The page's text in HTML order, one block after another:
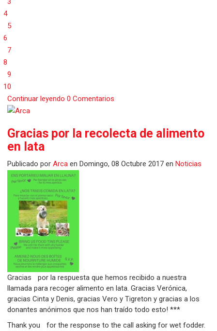
4
5
6
7
8
9
10
Continuar leyendo 0 Comentarios
Gracias por la recolecta de alimento
en lata
Publicado por Arca en Domingo, 08 Octubre 2017 en Noticias
Gracias por la respuesta que hemos recibido a nuestra
llamada para recoger alimento en lata. Gracias Verónica,
gracias Cinta y Denis, gracias Vero y Tigreton y gracias a los
donantes anónimos que nos han traído todo esto! ***
Thank you for the response to the call asking for wet fodder.